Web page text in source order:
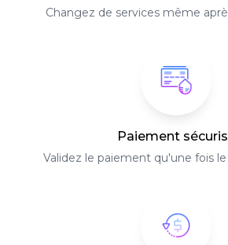
Changez de services même
Paiement
Validez le paiement qu'une fois